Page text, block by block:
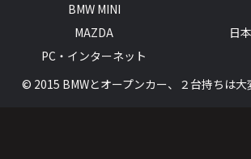
BMW MINI
MAZDA
日
PC・インターネット
© 2015 BMWとオープンカー、２台持ちは大